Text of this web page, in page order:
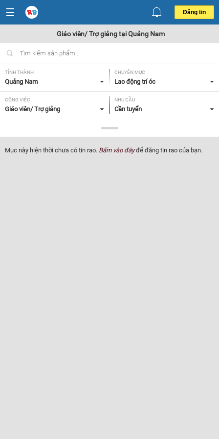
Đăng tin
Giáo viên/ Trợ giảng tại Quảng Nam
TỈNH THÀNH
Quảng Nam
CHUYÊN MỤC
Lao động trí óc
CÔNG VIỆC
Giáo viên/ Trợ giảng
NHU CẦU
Cần tuyển
Tất cả
Mục này hiện thời chưa có tin rao. Bấm vào đâyđể đăng tin rao của bạn.